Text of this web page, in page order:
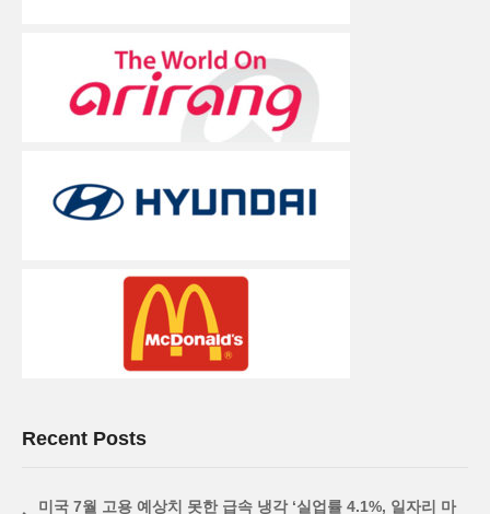
Recent Posts
미국 7월 고용 예상치 못한 급속 냉각 ‘실업률 4.1%, 일자리 마